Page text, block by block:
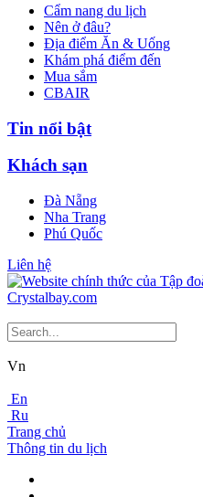
Cẩm nang du lịch
Nên ở đâu?
Địa điểm Ăn & Uống
Khám phá điểm đến
Mua sắm
CBAIR
Tin nổi bật
Khách sạn
Đà Nẵng
Nha Trang
Phú Quốc
Liên hệ
Vn
En
Ru
Trang chủ
Thông tin du lịch